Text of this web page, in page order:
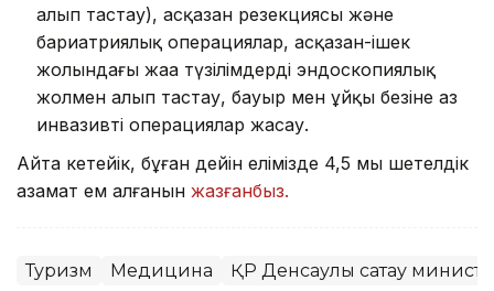
алып тастау), асқазан резекциясы және
бариатриялық операциялар, асқазан-ішек
жолындағы жаңа түзілімдерді эндоскопиялық
жолмен алып тастау, бауыр мен ұйқы безіне аз
инвазивті операциялар жасау.
Айта кетейік, бұған дейін елімізде 4,5 мың шетелдік
азамат ем алғанын жазғанбыз.
Туризм Медицина ҚР Денсаулық сақтау